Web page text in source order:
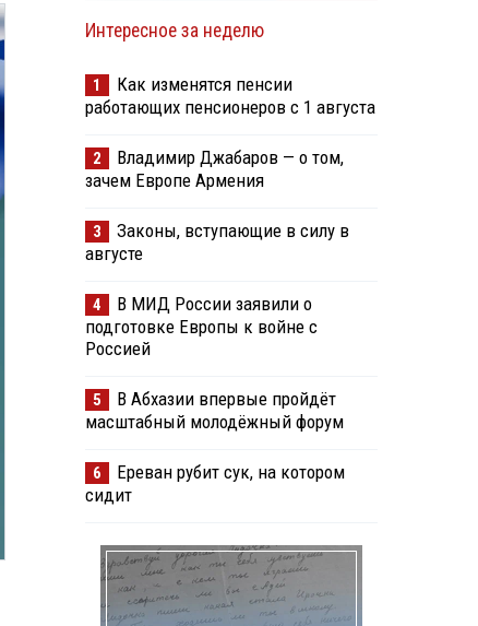
Интересное за неделю
1
Как изменятся пенсии
работающих пенсионеров с 1 августа
2
Владимир Джабаров — о том,
зачем Европе Армения
3
Законы, вступающие в силу в
августе
4
В МИД России заявили о
подготовке Европы к войне с
Россией
5
В Абхазии впервые пройдёт
масштабный молодёжный форум
6
Ереван рубит сук, на котором
сидит